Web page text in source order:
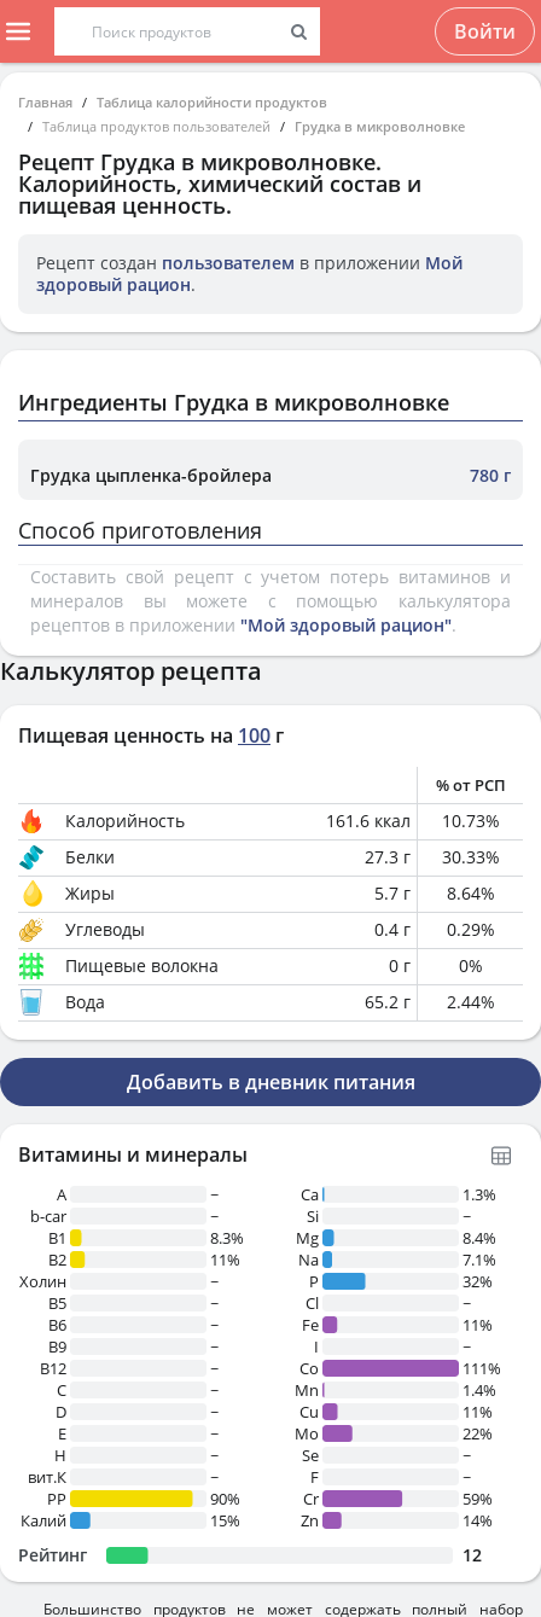
Войти
Главная
Таблица калорийности продуктов
Таблица продуктов пользователей
Грудка в микроволновке
Рецепт Грудка в микроволновке.
Калорийность, химический состав и
пищевая ценность.
Рецепт создан пользователем в приложении Мой
здоровый рацион.
Ингредиенты Грудка в микроволновке
Грудка цыпленка-бройлера 780 г
Способ приготовления
Составить свой рецепт с учетом потерь витаминов и
минералов вы можете с помощью калькулятора
рецептов в приложении "Мой здоровый рацион".
Калькулятор рецепта
Пищевая ценность на 100 г
% от РСП
Калорийность 161.6 ккал 10.73%
Белки
27.3 г 30.33%
Жиры
5.7 г 8.64%
Углеводы
0.4 г 0.29%
Пищевые волокна
0 г 0%
Вода
65.2 г 2.44%
Добавить в дневник питания
Витамины и минералы
A
~
b-car
~
В1
8.3%
B2
11%
Холин
~
B5
~
B6
~
B9
~
B12
~
C
~
D
~
E
~
H
~
вит.К
~
PP
90%
Калий
15%
Ca
1.3%
Si
~
Mg
8.4%
Na
7.1%
P
32%
Cl
~
Fe
11%
I
~
Co
111%
Mn
1.4%
Cu
11%
Mo
22%
Se
~
F
~
Cr
59%
Zn
14%
Рейтинг 12
Большинство продуктов не может содержать полный набор